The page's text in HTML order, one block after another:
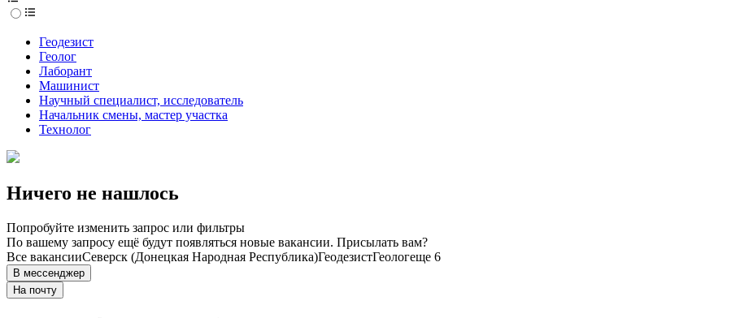
Геодезист
Геолог
Лаборант
Машинист
Научный специалист, исследователь
Начальник смены, мастер участка
Технолог
Ничего не нашлось
Попробуйте изменить запрос или фильтры
По вашему запросу ещё будут появляться новые вакансии. Присылать вам?
Все вакансииСеверск (Донецкая Народная Республика)ГеодезистГеологеще 6
В мессенджер
На почту